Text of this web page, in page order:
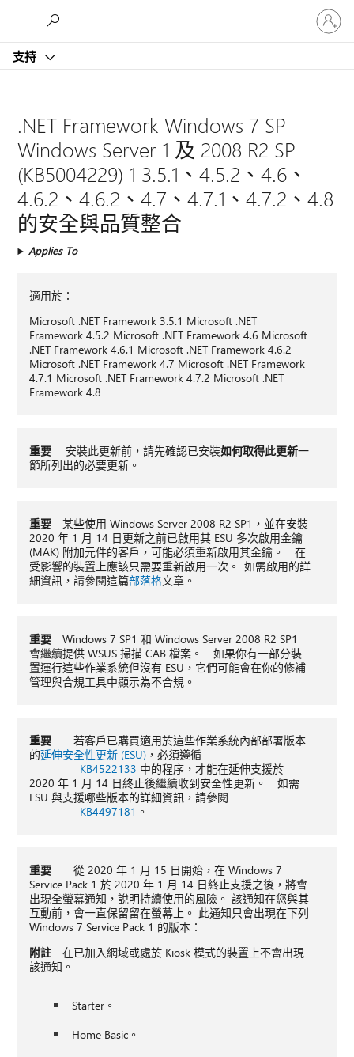
支持
登
入
您
.NET Framework Windows 7 SP
Windows Server 1 及 2008 R2 SP
(KB5004229) 1 3.5.1、4.5.2、4.6、
4.6.2、4.6.2、4.7、4.7.1、4.7.2、4.8
的安全與品質整合
Applies To
適用於：
Microsoft .NET Framework 3.5.1 Microsoft .NET
Framework 4.5.2 Microsoft .NET Framework 4.6 Microsoft
.NET Framework 4.6.1 Microsoft .NET Framework 4.6.2
Microsoft .NET Framework 4.7 Microsoft .NET Framework
4.7.1 Microsoft .NET Framework 4.7.2 Microsoft .NET
Framework 4.8
重要 安裝此更新前，請先確認已安裝如何取得此更新一
節所列出的必要更新。
重要 某些使用 Windows Server 2008 R2 SP1，並在安裝
2020 年 1 月 14 日更新之前已啟用其 ESU 多次啟用金鑰
(MAK) 附加元件的客戶，可能必須重新啟用其金鑰。 在
受影響的裝置上應該只需要重新啟用一次。 如需啟用的詳
細資訊，請參閱這篇部落格文章。
重要Windows 7 SP1 和 Windows Server 2008 R2 SP1
會繼續提供 WSUS 掃描 CAB 檔案。 如果你有一部分裝
置運行這些作業系統但沒有 ESU，它們可能會在你的修補
管理與合規工具中顯示為不合規。
重要
若客戶已購買適用於這些作業系統內部部署版本
的延伸安全性更新 (ESU)，必須遵循
KB4522133 中的程序，才能在延伸支援於
2020 年 1 月 14 日終止後繼續收到安全性更新。 如需
ESU 與支援哪些版本的詳細資訊，請參閱
KB4497181 。
重要
從 2020 年 1 月 15 日開始，在 Windows 7
Service Pack 1 於 2020 年 1 月 14 日終止支援之後，將會
出現全螢幕通知，說明持續使用的風險。 該通知在您與其
互動前，會一直保留留在螢幕上。 此通知只會出現在下列
Windows 7 Service Pack 1 的版本：
附註 在已加入網域或處於 Kiosk 模式的裝置上不會出現
該通知。
Starter。
Home Basic。